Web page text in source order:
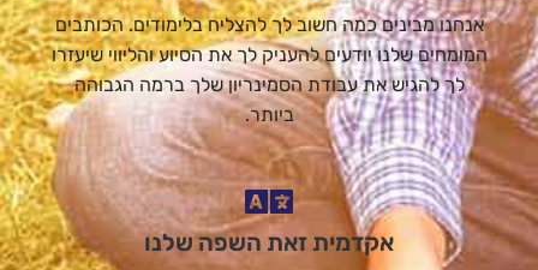
אנחנו מבינים כמה חשוב לך להצליח בלימודים. הכותבים
המומחים שלנו יודעים להעניק לך את הסיוע והליווי שיעזרו
לך להגיש את עבודת הסמינריון שלך ברמה הגבוהה
ביותר.
אקדמית זאת השפה שלנו